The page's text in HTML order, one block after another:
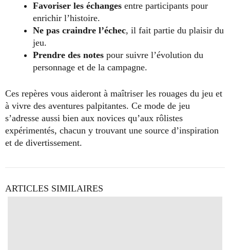
Favoriser les échanges entre participants pour
enrichir l’histoire.
Ne pas craindre l’échec, il fait partie du plaisir du
jeu.
Prendre des notes pour suivre l’évolution du
personnage et de la campagne.
Ces repères vous aideront à maîtriser les rouages du jeu et
à vivre des aventures palpitantes. Ce mode de jeu
s’adresse aussi bien aux novices qu’aux rôlistes
expérimentés, chacun y trouvant une source d’inspiration
et de divertissement.
ARTICLES SIMILAIRES